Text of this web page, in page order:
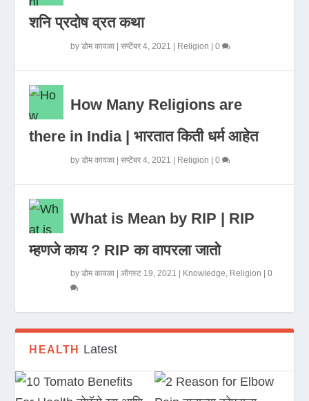
शनि प्रदोष व्रत कथा
byडोम कावळा |सप्टेंबर 4, 2021 Religion |0
How Many Religions are
there in India | भारतात किती धर्म आहेत
byडोम कावळा |सप्टेंबर 4, 2021 Religion |0
What is Mean by RIP | RIP
म्हणजे काय ? RIP का वापरला जातो
byडोम कावळा |ऑगस्ट 19, 2021 Knowledge, Religion |0
HEALTH Latest